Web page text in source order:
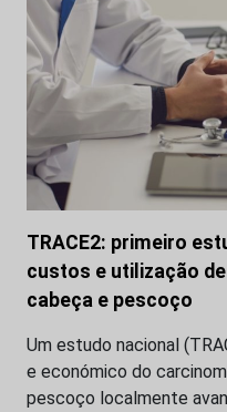
TRACE2: primeiro
custos e utilização
cabeça e pescoço
Um estudo nacional
e económico do
pescoço localmente